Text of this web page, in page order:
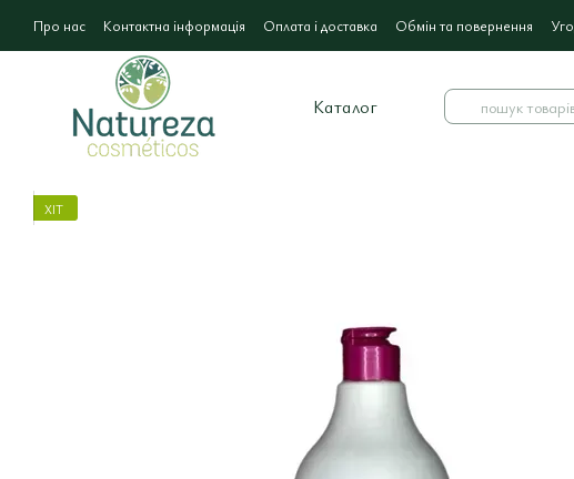
Перейти до основного контенту
Про нас Контактна інформація Оплата і доставка Обмін та повернення
Каталог
ХІТ